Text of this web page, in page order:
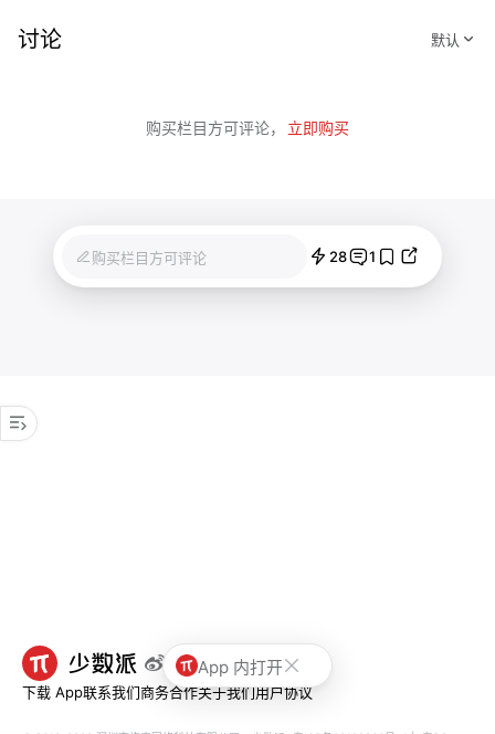
讨论
购买栏目方可评论， 立即购买
购买栏目方可评论 28 1
App 内打开
下载 App联系我们商务合作关于我们用户协议